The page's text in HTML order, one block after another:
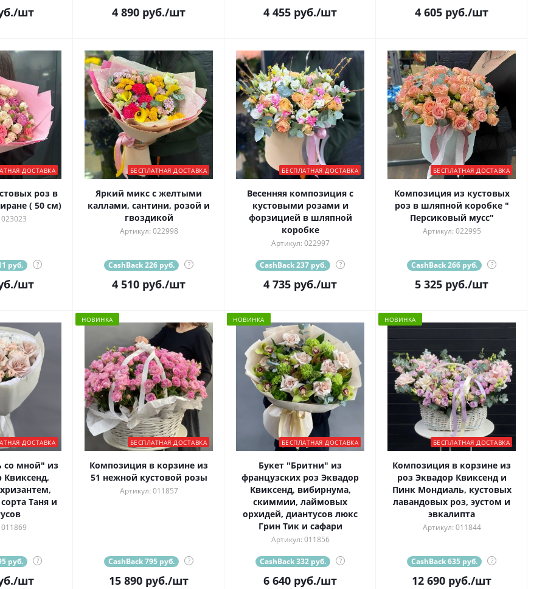
/шт 4 890 руб./шт 4 455 руб./шт 4 605 руб./шт
ДОСТАВКА
роз в
( 50 см)
руб. ?
/шт
БЕСПЛАТНАЯ ДОСТАВКА
Яркий микс с желтыми
каллами, сантини, розой и
гвоздикой
Артикул: 022998
CashBack 226 руб. ?
4 510 руб./шт
БЕСПЛАТНАЯ ДОСТАВКА
Весенняя композиция с
кустовыми розами и
форзицией в шляпной
коробке
Артикул: 022997
CashBack 237 руб. ?
4 735 руб./шт
БЕСПЛАТНАЯ ДОСТАВКА
Композиция из кустовых
роз в шляпной коробке "
Персиковый мусс"
Артикул: 022995
CashBack 266 руб. ?
5 325 руб./шт
ДОСТАВКА
со мной" из
Квиксенд,
Таня и
руб. ?
/шт
НОВИНКА
БЕСПЛАТНАЯ ДОСТАВКА
Композиция в корзине из
51 нежной кустовой розы
Артикул: 011857
CashBack 795 руб. ?
15 890 руб./шт
НОВИНКА
БЕСПЛАТНАЯ ДОСТАВКА
Букет "Бритни" из
французских роз Эквадор
Квиксенд, вибирнума,
скиммии, лаймовых
орхидей, диантусов люкс
Грин Тик и сафари
Артикул: 011856
CashBack 332 руб. ?
6 640 руб./шт
НОВИНКА
БЕСПЛАТНАЯ ДОСТАВКА
Композиция в корзине из
роз Эквадор Квиксенд и
Пинк Мондиаль, кустовых
лавандовых роз, эустом и
эвкалипта
Артикул: 011844
CashBack 635 руб. ?
12 690 руб./шт